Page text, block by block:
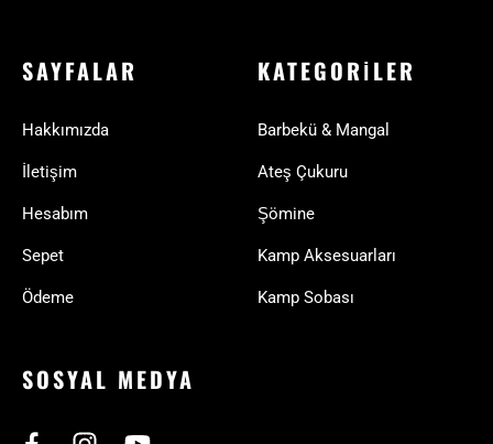
SAYFALAR
Hakkımızda
İletişim
Hesabım
Sepet
Ödeme
KATEGORILER
Barbekü & Mangal
Ateş Çukuru
Şömine
Kamp Aksesuarları
Kamp Sobası
SOSYAL MEDYA